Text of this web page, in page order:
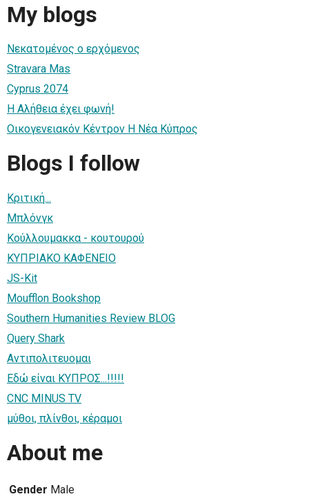
My blogs
Νεκατομένος ο ερχόμενος
Stravara Mas
Cyprus 2074
Η Αλήθεια έχει φωνή!
Οικογενειακόν Κέντρον Η Νέα Κύπρος
Blogs I follow
Κριτική...
Μπλόνγκ
Κούλλουμακκα - κουτουρού
ΚΥΠΡΙΑΚΟ ΚΑΦΕΝΕΙΟ
JS-Kit
Moufflon Bookshop
Southern Humanities Review BLOG
Query Shark
Αντιπολιτευομαι
Εδώ είναι ΚΥΠΡΟΣ...!!!!!
CNC MINUS TV
μύθοι, πλίνθοι, κέραμοι
About me
Gender Male